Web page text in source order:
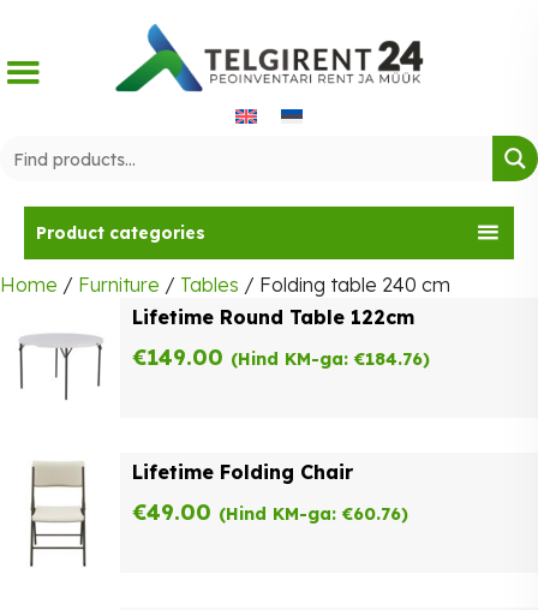
content
Product categories
Home / Furniture / Tables / Folding table 240 cm
Lifetime Round Table 122cm
€149.00 (Hind KM-ga: €184.76)
Lifetime Folding Chair
€49.00 (Hind KM-ga: €60.76)